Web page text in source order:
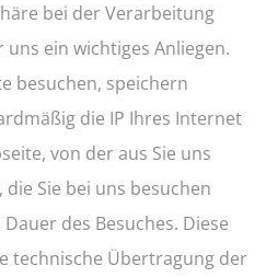
bei der Verarbeitung
ein wichtiges Anliegen.
besuchen, speichern
die IP Ihres Internet
von der aus Sie uns
Sie bei uns besuchen
des Besuches. Diese
technische Übertragung der